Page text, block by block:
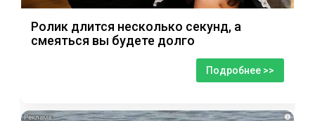
Ролик длится несколько секунд, а
смеяться вы будете долго
Подробнее >>
i